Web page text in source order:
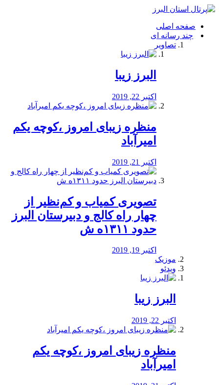
فصد
شرق
تهران
خشکشویی
صفحه اصلی
چند رسانه ای
تصاویر
البرز زیبا
اکتبر 22, 2019
منظره‌‌ زیبای امروز ،کوچه یکم
امیرآباد
اکتبر 21, 2019
️تصویری کمیاب و کم‌نظیر از
چهار راه كالج و دبيرستان البرز
حدود ۱۳۱۱ه ش
اکتبر 19, 2019
موزیک
ویدئو
البرز زیبا
اکتبر 22, 2019
منظره‌‌ زیبای امروز ،کوچه یکم
امیرآباد